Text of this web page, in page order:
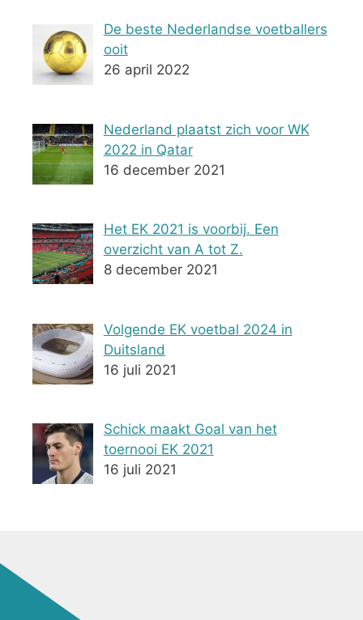
De beste Nederlandse voetballers
ooit
26 april 2022
Nederland plaatst zich voor WK
2022 in Qatar
16 december 2021
Het EK 2021 is voorbij. Een
overzicht van A tot Z.
8 december 2021
Volgende EK voetbal 2024 in
Duitsland
16 juli 2021
Schick maakt Goal van het
toernooi EK 2021
16 juli 2021